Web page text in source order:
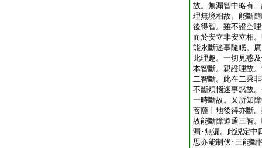
故。無漏智中略有
理無境相故。能斷
後得智。雖不證空
而於安立非安立相
能永斷迷事隨眠。
此理趣。一切見惑
本智斷。親證理故
二智斷。此在二乘
不斷煩惱迷事惑故
一時斷故。又所知
菩薩十地後得亦斷
故能斷障道通三智
漏･無漏。此説定中
思亦能制伏･三能斷